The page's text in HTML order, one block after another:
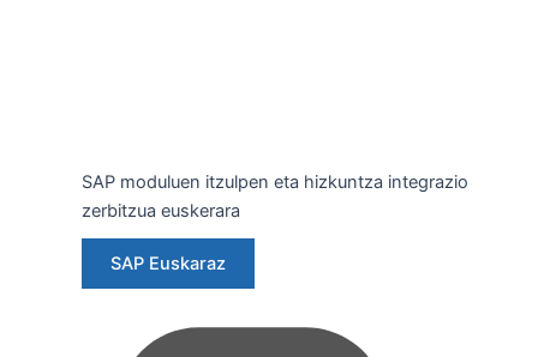
SAP moduluen itzulpen eta hizkuntza integrazio
zerbitzua euskerara
SAP Euskaraz